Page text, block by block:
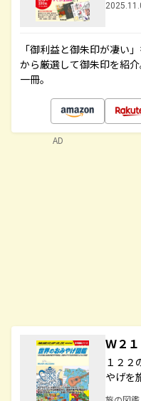
「御利益と御朱印が凄い
から厳選して御朱印を紹
一冊。
Ｗ２
１２２
やげを
AD